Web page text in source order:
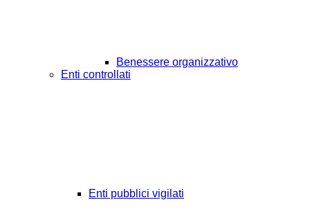
Benessere organizzativo
Enti controllati
Enti pubblici vigilati